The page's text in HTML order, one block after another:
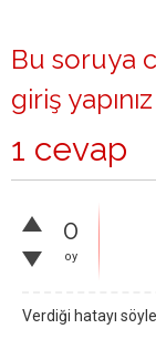
Bu soruya
giriş yapınız
1 cevap
0
oy
Verdiği hatayı